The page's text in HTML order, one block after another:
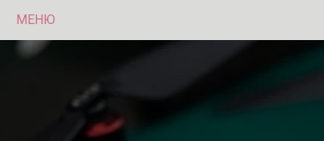
МЕНЮ